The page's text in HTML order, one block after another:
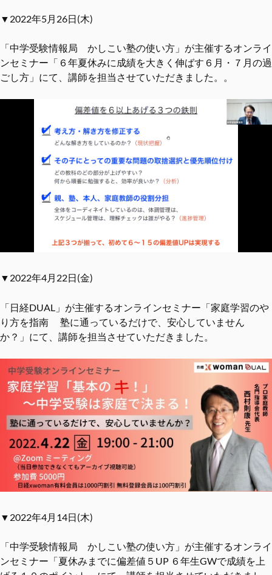
▼2022年5月26日(木)
「中学受験情報局 かしこい塾の使い方」が主催するオンライ
ンセミナー「６年夏休みに成績を大きく伸ばす６月・７月の過
ごし方」にて、講師を担当させていただきました。。
▼2022年4月22日(金)
「日経DUAL」が主催するオンラインセミナー「家庭学習のや
り方を指南 塾に通っているだけで、安心していません
か？」にて、講師を担当させていただきました。
▼2022年4月14日(木)
「中学受験情報局 かしこい塾の使い方」が主催するオンライ
ンセミナー「夏休みまでに偏差値５UP ６年生GWで成績を上